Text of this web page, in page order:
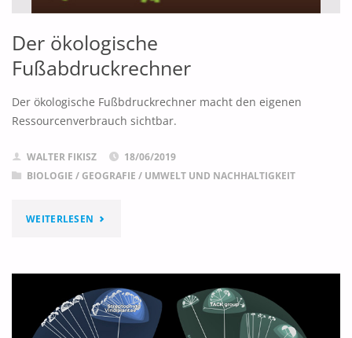
Der ökologische
Fußabdruckrechner
Der ökologische Fußbdruckrechner macht den eigenen
Ressourcenverbrauch sichtbar.
WALTER FIKISZ
18/06/2019
BIOLOGIE / GEOGRAFIE / UMWELT UND NACHHALTIGKEIT
WEITERLESEN "DER